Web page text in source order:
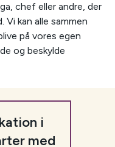
chef eller andre, der
kan alle sammen
på vores egen
og beskylde
i
med